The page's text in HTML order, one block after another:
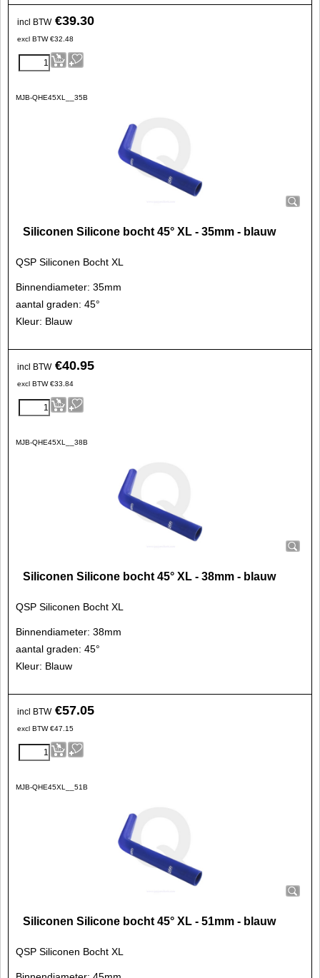
incl BTW €39.30
excl BTW €32.48
MJB-QHE45XL__35B
Siliconen Silicone bocht 45° XL - 35mm - blauw
QSP Siliconen Bocht XL
Binnendiameter: 35mm
aantal graden: 45°
Kleur: Blauw
incl BTW €40.95
excl BTW €33.84
MJB-QHE45XL__38B
Siliconen Silicone bocht 45° XL - 38mm - blauw
QSP Siliconen Bocht XL
Binnendiameter: 38mm
aantal graden: 45°
Kleur: Blauw
incl BTW €57.05
excl BTW €47.15
MJB-QHE45XL__51B
Siliconen Silicone bocht 45° XL - 51mm - blauw
QSP Siliconen Bocht XL